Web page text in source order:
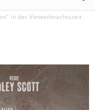
in der Vorweihnachtszeit